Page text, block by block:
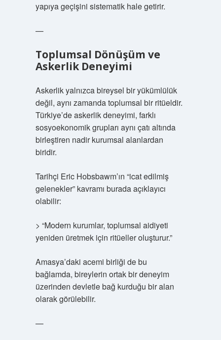
yapıya geçişini sistematik hale getirir.
—
Toplumsal Dönüşüm ve
Askerlik Deneyimi
Askerlik yalnızca bireysel bir yükümlülük
değil, aynı zamanda toplumsal bir ritüeldir.
Türkiye’de askerlik deneyimi, farklı
sosyoekonomik grupları aynı çatı altında
birleştiren nadir kurumsal alanlardan
biridir.
Tarihçi Eric Hobsbawm’ın “icat edilmiş
gelenekler” kavramı burada açıklayıcı
olabilir:
> “Modern kurumlar, toplumsal aidiyeti
yeniden üretmek için ritüeller oluşturur.”
Amasya’daki acemi birliği de bu
bağlamda, bireylerin ortak bir deneyim
üzerinden devletle bağ kurduğu bir alan
olarak görülebilir.
—